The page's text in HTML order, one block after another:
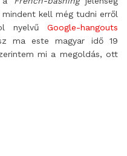
kell még tudni erről
nyelvű Google-hangouts
ma este magyar idő 19
mi a megoldás, ott